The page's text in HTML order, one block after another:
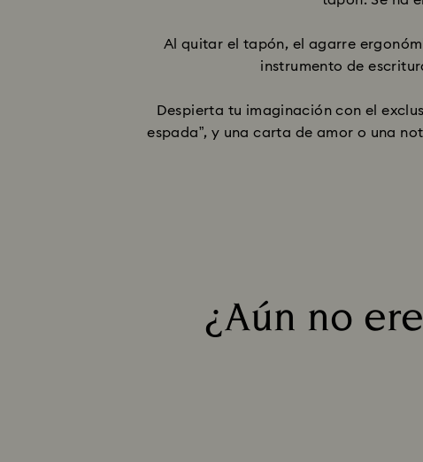
Al quitar el tapón, el agarre
instrumento de
Despierta tu imaginación con el
espada”, y una carta de amor o una
¿Aún no